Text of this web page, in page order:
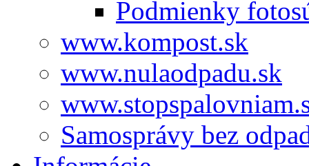
Podmienky
www.kompost.sk
www.nulaodpadu.sk
Samosprávy bez